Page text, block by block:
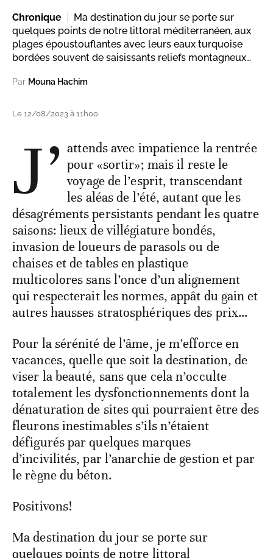
Chronique
Ma destination du jour se porte sur
quelques points de notre littoral méditerranéen, aux
plages époustouflantes avec leurs eaux turquoise
bordées souvent de saisissants reliefs montagneux…
Par Mouna Hachim
Le 12/08/2023 à 11h00
J’ attends avec impatience la rentrée
pour «sortir»; mais il reste le
voyage de l’esprit, transcendant
les aléas de l’été, autant que les
désagréments persistants pendant les quatre
saisons: lieux de villégiature bondés,
invasion de loueurs de parasols ou de
chaises et de tables en plastique
multicolores sans l’once d’un alignement
qui respecterait les normes, appât du gain et
autres hausses stratosphériques des prix…
Pour la sérénité de l’âme, je m’efforce en
vacances, quelle que soit la destination, de
viser la beauté, sans que cela n’occulte
totalement les dysfonctionnements dont la
dénaturation de sites qui pourraient être des
fleurons inestimables s’ils n’étaient
défigurés par quelques marques
d’incivilités, par l’anarchie de gestion et par
le règne du béton.
Positivons!
Ma destination du jour se porte sur
quelques points de notre littoral